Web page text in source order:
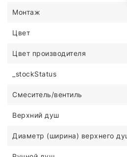
Монтаж
Цвет
Цвет производителя
_stockStatus
Смеситель/вентиль
Верхний душ
Диаметр (ширина) верхнего